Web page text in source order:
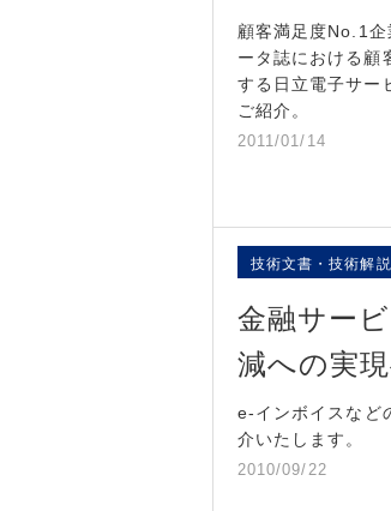
顧客満足度No.1企
ータ誌における顧
する日立電子サー
ご紹介。
2011/01/14
技術文書・技術解説
金融サー
減への実
e-インボイスなど
介いたします。
2010/09/22